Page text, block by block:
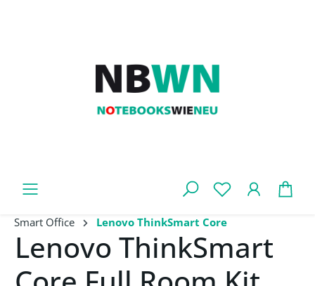
Smart Office Lenovo ThinkSmart Core
Lenovo ThinkSmart